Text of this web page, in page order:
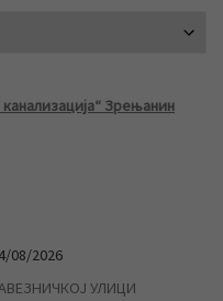
Зрењанин
08/2026
УЛИЦИ